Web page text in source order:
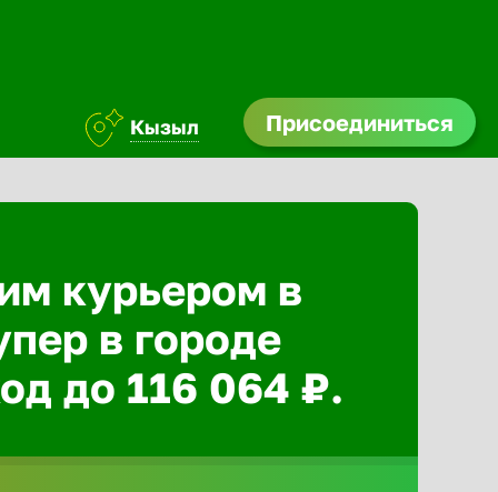
Кызыл Присоединиться
курьером в
в городе
до 116 064 ₽.